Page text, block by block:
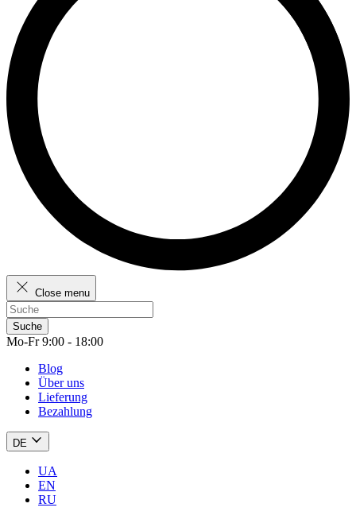
Close menu
Suche
Mo-Fr 9:00 - 18:00
Blog
Über uns
Lieferung
Bezahlung
DE
UA
EN
RU